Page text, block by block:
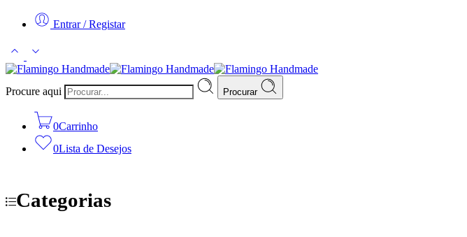
Entrar / Registar
Procure aqui Procurar
0Carrinho
0Lista de Desejos
Categorias